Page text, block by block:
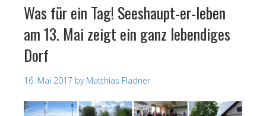
Was für ein Tag! Seeshaupt-er-leben
am 13. Mai zeigt ein ganz lebendiges
Dorf
16. Mai 2017 by Matthias Fladner